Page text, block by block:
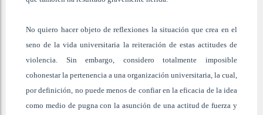
No quiero hacer objeto de reflexiones la situación que crea en el
seno de la vida universitaria la reiteración de estas actitudes de
violencia. Sin embargo, considero totalmente imposible
cohonestar la pertenencia a una organización universitaria, la cual,
por definición, no puede menos de confiar en la eficacia de la idea
como medio de pugna con la asunción de una actitud de fuerza y